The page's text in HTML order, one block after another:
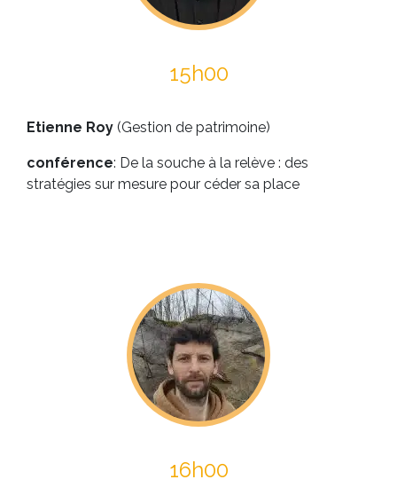
15h00
Etienne Roy (Gestion de patrimoine)
conférence: De la souche à la relève : des
stratégies sur mesure pour céder sa place
16h00